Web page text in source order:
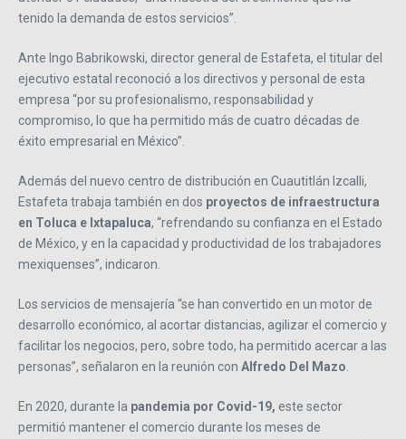
tenido la demanda de estos servicios”.
Ante Ingo Babrikowski, director general de Estafeta, el titular del
ejecutivo estatal reconoció a los directivos y personal de esta
empresa “por su profesionalismo, responsabilidad y
compromiso, lo que ha permitido más de cuatro décadas de
éxito empresarial en México”.
Además del nuevo centro de distribución en Cuautitlán Izcalli,
Estafeta trabaja también en dos proyectos de infraestructura
en Toluca e Ixtapaluca, “refrendando su confianza en el Estado
de México, y en la capacidad y productividad de los trabajadores
mexiquenses”, indicaron.
Los servicios de mensajería “se han convertido en un motor de
desarrollo económico, al acortar distancias, agilizar el comercio y
facilitar los negocios, pero, sobre todo, ha permitido acercar a las
personas”, señalaron en la reunión con Alfredo Del Mazo
En 2020, durante la pandemia por Covid-19, este sector
permitió mantener el comercio durante los meses de